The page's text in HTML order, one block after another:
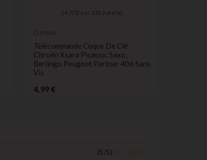
( 4,7/ 5) sur 221 note(s)
Citroën
Télécommande Coque De Clé
Citroën Xsara Picasso, Saxo,
Berlingo Peugeot Partner 406 Sans
Vis
4,99 €
(5/5)